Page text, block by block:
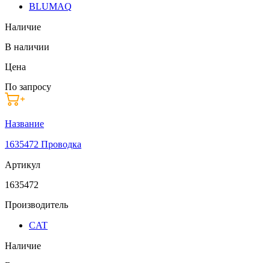
BLUMAQ
Наличие
В наличии
Цена
По запросу
Название
1635472 Проводка
Артикул
1635472
Производитель
CAT
Наличие